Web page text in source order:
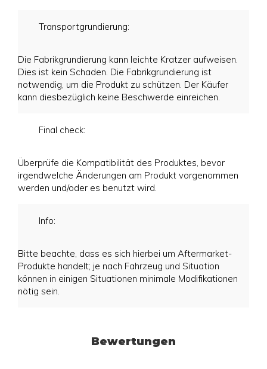
Transportgrundierung:
Die Fabrikgrundierung kann leichte Kratzer aufweisen.
Dies ist kein Schaden. Die Fabrikgrundierung ist
notwendig, um die Produkt zu schützen. Der Käufer
kann diesbezüglich keine Beschwerde einreichen.
Final check:
Überprüfe die Kompatibilität des Produktes, bevor
irgendwelche Änderungen am Produkt vorgenommen
werden und/oder es benutzt wird.
Info:
Bitte beachte, dass es sich hierbei um Aftermarket-
Produkte handelt; je nach Fahrzeug und Situation
können in einigen Situationen minimale Modifikationen
nötig sein.
Bewertungen